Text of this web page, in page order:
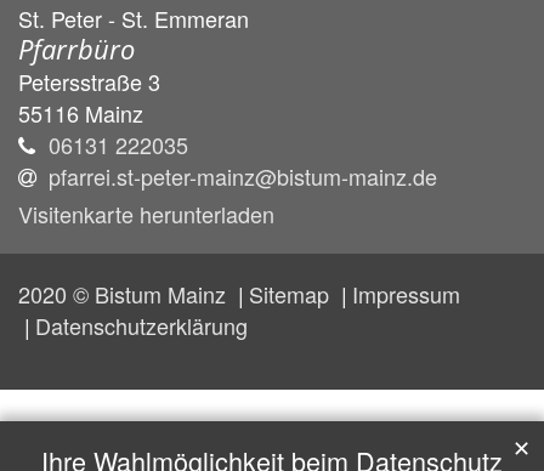
St. Peter - St. Emmeran
Pfarrbüro
Petersstraße 3
55116 Mainz
06131 222035
pfarrei.st-peter-mainz@bistum-mainz.de
Visitenkarte herunterladen
2020 © Bistum Mainz Sitemap
Impressum
Datenschutzerklärung
Ihre Wahlmöglichkeit beim Datenschutz ✕